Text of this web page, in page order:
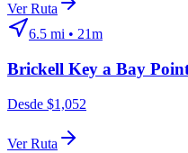
Ver Ruta
6.5 mi • 21m
Brickell Key a Bay
Desde $1,052
Ver Ruta